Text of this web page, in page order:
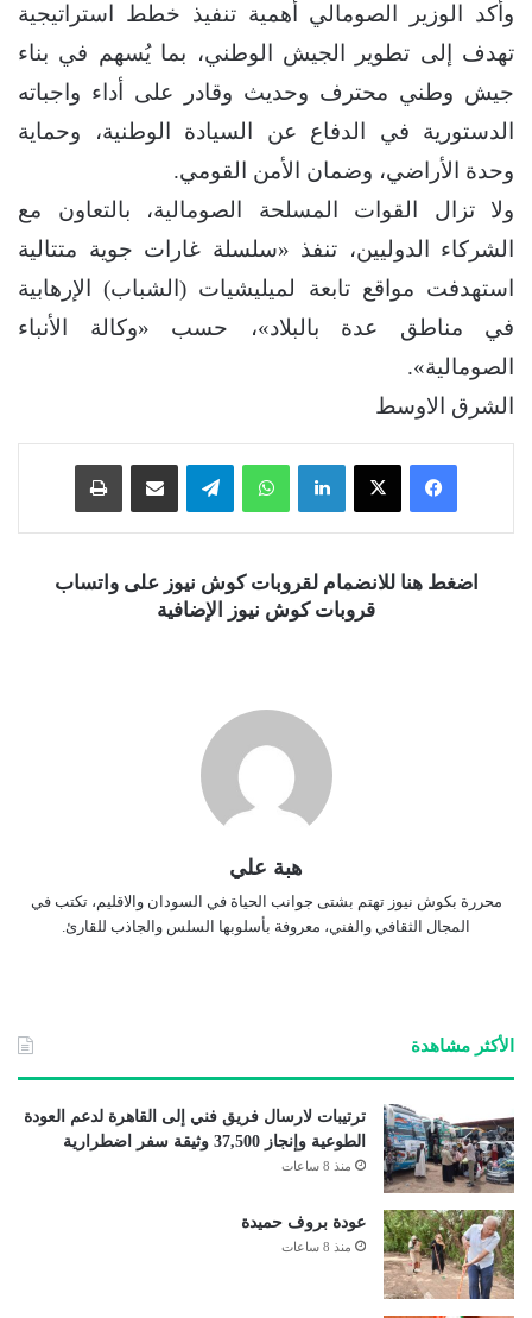
وأكد الوزير الصومالي أهمية تنفيذ خطط استراتيجية
تهدف إلى تطوير الجيش الوطني، بما يُسهم في بناء
جيش وطني محترف وحديث وقادر على أداء واجباته
الدستورية في الدفاع عن السيادة الوطنية، وحماية
وحدة الأراضي، وضمان الأمن القومي.
ولا تزال القوات المسلحة الصومالية، بالتعاون مع
الشركاء الدوليين، تنفذ «سلسلة غارات جوية متتالية
استهدفت مواقع تابعة لميليشيات (الشباب) الإرهابية
في مناطق عدة بالبلاد»، حسب «وكالة الأنباء
الصومالية».
الشرق الاوسط
فيسبوك ‫X لينكدإن واتساب تيلقرام
اضغط هنا للانضمام لقروبات كوش نيوز على واتساب
قروبات كوش نيوز الإضافية
هبة علي
محررة بكوش نيوز تهتم بشتى جوانب الحياة في السودان والاقليم، تكتب في
المجال الثقافي والفني، معروفة بأسلوبها السلس والجاذب للقارئ.
الأكثر مشاهدة
ترتيبات لارسال فريق فني إلى القاهرة لدعم العودة
الطوعية وإنجاز 37,500 وثيقة سفر اضطرارية
منذ 8 ساعات
عودة بروف حميدة
منذ 8 ساعات